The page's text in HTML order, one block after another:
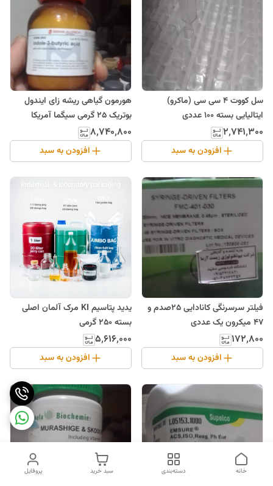
سل کووت 4 سی سی (ماکرو)
ایتالیایی بسته 100 عددی
۲٬۷۴۱٬۳۰۰
افزودن به سبد
هورمون گیاهی ریشه زای ایندول
بوتریک 25 گرمی سیگما آمریکا
۸٬۷۴۰٬۸۰۰
افزودن به سبد
فیلتر سرسرنگی کانادایی 25صدم و
47 میکرون یک عددی
۱۷۲٬۸۰۰
افزودن به سبد
یدید پتاسیم KI مرک آلمان اصلی
بسته 250 گرمی
۵٬۶۱۶٬۰۰۰
افزودن به سبد
پروفایل سبد خرید دسته‌بندی خانه